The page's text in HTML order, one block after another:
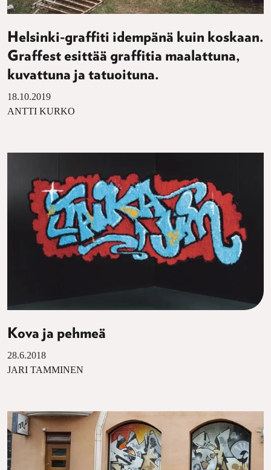
Helsinki-graffiti idempänä kuin koskaan.
Graffest esittää graffitia maalattuna,
kuvattuna ja tatuoituna.
18.10.2019
ANTTI KURKO
Kova ja pehmeä
28.6.2018
JARI TAMMINEN